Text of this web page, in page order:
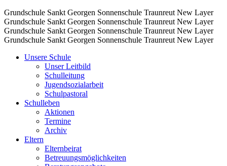
Grundschule Sankt Georgen Sonnenschule Traunreut New Layer
Grundschule Sankt Georgen Sonnenschule Traunreut New Layer
Grundschule Sankt Georgen Sonnenschule Traunreut New Layer
Grundschule Sankt Georgen Sonnenschule Traunreut New Layer
Unsere Schule
Unser Leitbild
Schulleitung
Jugendsozialarbeit
Schulpastoral
Schulleben
Aktionen
Termine
Archiv
Eltern
Elternbeirat
Betreuungsmöglichkeiten